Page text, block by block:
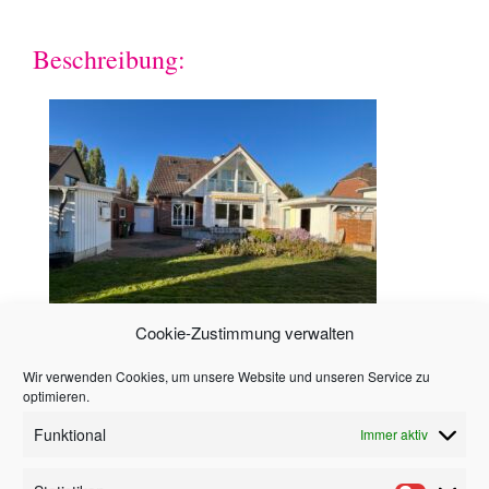
Cookie-Zustimmung verwalten
Wir verwenden Cookies, um unsere Website und unseren Service zu
optimieren.
Funktional Immer aktiv
Beschreibung:
Hinweis
Alle in diesem Angebot enthaltenen Angaben,